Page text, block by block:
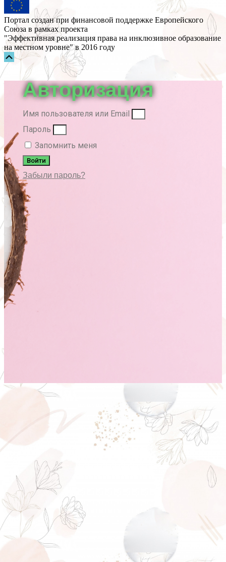
Портал создан при финансовой поддержке Европейского
Союза в рамках проекта
"Эффективная реализация права на инклюзивное образование
на местном уровне" в 2016 году
Прокрутка
вверх
Авторизация
Имя пользователя или Email
Пароль
Запомнить меня
Войти
Забыли пароль?